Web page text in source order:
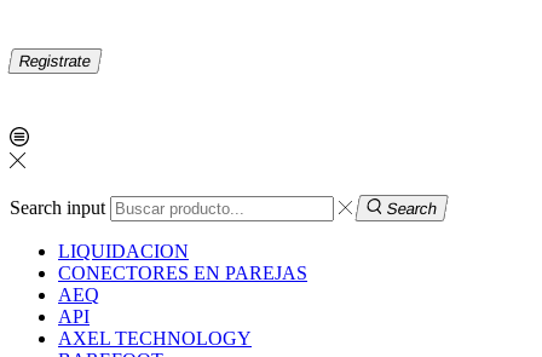
Registrate
Search input Search
LIQUIDACION
CONECTORES EN PAREJAS
AEQ
API
AXEL TECHNOLOGY